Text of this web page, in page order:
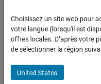
Choisissez un site web pour
votre langue (lorsqu'il est
offres locales. D’après votre
de sélectionner la région
United States